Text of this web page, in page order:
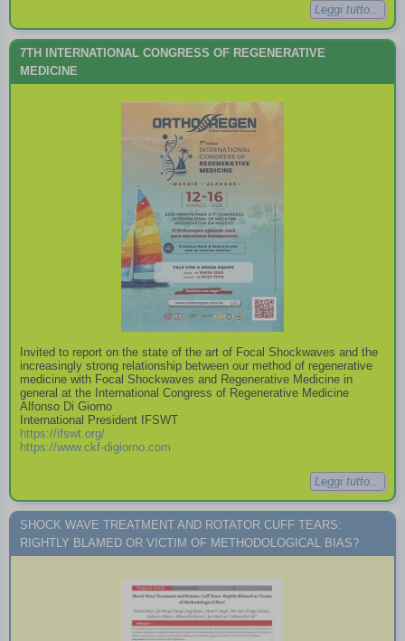
Leggi tutto...
7TH INTERNATIONAL CONGRESS OF REGENERATIVE
MEDICINE
Invited to report on the state of the art of Focal Shockwaves and the
increasingly strong relationship between our method of regenerative
medicine with Focal Shockwaves and Regenerative Medicine in
general at the International Congress of Regenerative Medicine
Alfonso Di Giorno
International President IFSWT
https://ifswt.org/
https://www.ckf-digiorno.com
Leggi tutto...
SHOCK WAVE TREATMENT AND ROTATOR CUFF TEARS:
RIGHTLY BLAMED OR VICTIM OF METHODOLOGICAL BIAS?